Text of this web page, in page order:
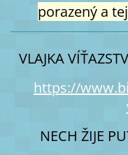
porazený a
VLAJKA
https://
NECH ŽIJE